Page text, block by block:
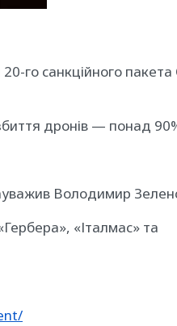
го санкційного пакета
дронів — понад
Володимир
«Італмас» та